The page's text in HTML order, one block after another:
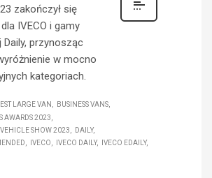
zakończył się
IVECO i gamy
przynosząc
w mocno
kategoriach.
LARGE VAN
BUSINESS VANS
AWARDS 2023
SHOW 2023
DAILY
IVECO IVECO DAILY IVECO EDAILY